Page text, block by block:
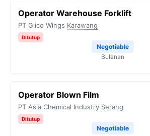
Operator Warehouse Forklift
PT Glico Wings Karawang
Ditutup
Negotiable
Bulanan
Operator Blown Film
PT Asia Chemical Industry Serang
Ditutup
Negotiable